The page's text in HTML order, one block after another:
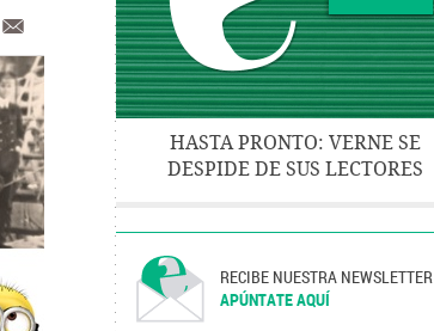
HASTA PRONTO: VERNE SE
DESPIDE DE SUS LECTORES
RECIBE NUESTRA NEWSLETTER
APÚNTATE AQUÍ